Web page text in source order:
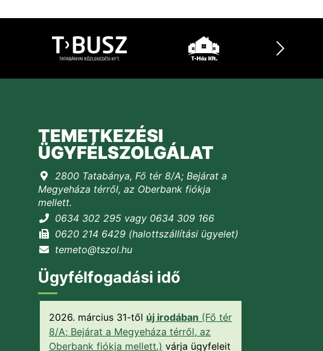
TEMETKEZÉSI
ÜGYFÉLSZOLGÁLAT
2800 Tatabánya, Fő tér 8/A; Bejárat a
Megyeháza térről, az Oberbank fiókja
mellett.
0634 302 295 vagy 0634 309 166
0620 214 6429 (halottszállítási ügyelet)
temeto@tszol.hu
Ügyfélfogadási idő
2026. március 31-től új irodában (Fő tér
8/A; Bejárat a Megyeháza térről, az
Oberbank fiókja mellett.) várja ügyfeleit